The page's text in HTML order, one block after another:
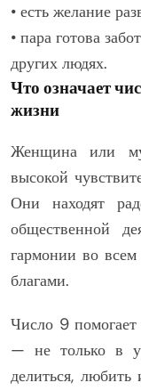
• есть желание
• пара готова
других людях.
Что означает
жизни
Женщина или
высокой
Они находят
общественной
гармонии во всем
благами.
Число 9
— не только в
делиться,